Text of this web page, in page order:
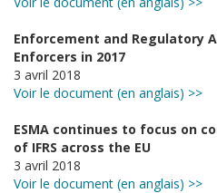
Enforcement and Regulatory
Enforcers in 2017
3 avril 2018
Voir le document (en anglais) >>
ESMA continues to focus on
of IFRS across the EU
3 avril 2018
Voir le document (en anglais) >>